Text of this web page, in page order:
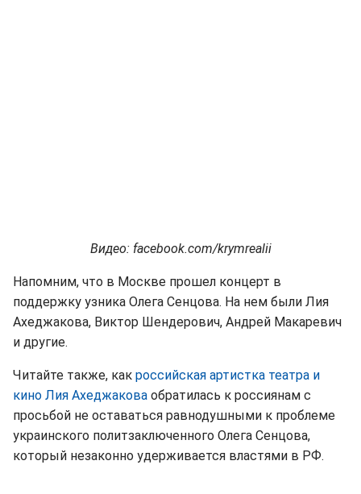
Видео: facebook.com/krymrealii
Напомним, что в Москве прошел концерт в
поддержку узника Олега Сенцова. На нем были Лия
Ахеджакова, Виктор Шендерович, Андрей Макаревич
и другие.
Читайте также, как российская артистка театра и
кино Лия Ахеджакова обратилась к россиянам с
просьбой не оставаться равнодушными к проблеме
украинского политзаключенного Олега Сенцова,
который незаконно удерживается властями в РФ.